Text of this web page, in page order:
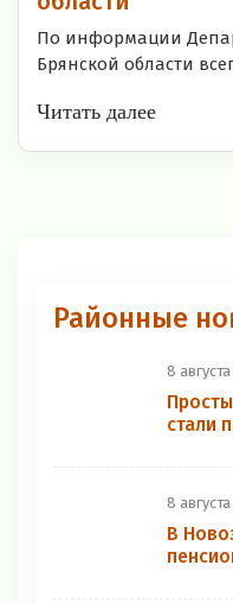
По информации
Брянской области
Читать далее
Районные
8
стали
8
В